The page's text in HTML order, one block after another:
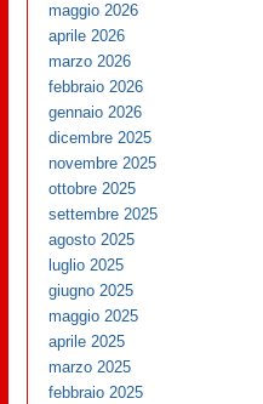
maggio 2026
aprile 2026
marzo 2026
febbraio 2026
gennaio 2026
dicembre 2025
novembre 2025
ottobre 2025
settembre 2025
agosto 2025
luglio 2025
giugno 2025
maggio 2025
aprile 2025
marzo 2025
febbraio 2025